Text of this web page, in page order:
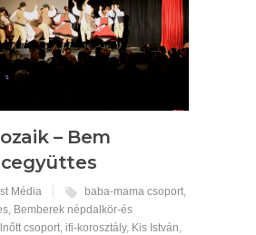
– Bem
Média baba-mama csoport,
, Bemberek népdalkör-és
csoport, ifi-korosztály, Kis István,